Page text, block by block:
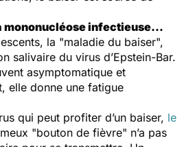
mononucléose infectieuse…
la "maladie du baiser",
salivaire du virus d’Epstein-Bar.
asymptomatique et
elle donne une fatigue
qui peut profiter d’un baiser, le
"bouton de fièvre" n’a pas